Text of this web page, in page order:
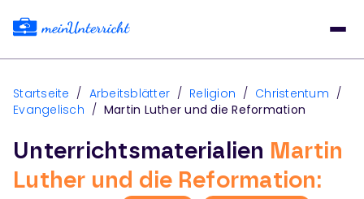
Startseite / Arbeitsblätter / Religion / Christentum /
Evangelisch / Martin Luther und die Reformation
Unterrichtsmaterialien Martin
Luther und die Reformation: